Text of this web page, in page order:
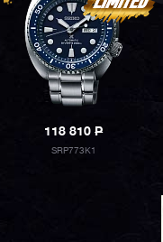
118 810P
SRP773K1